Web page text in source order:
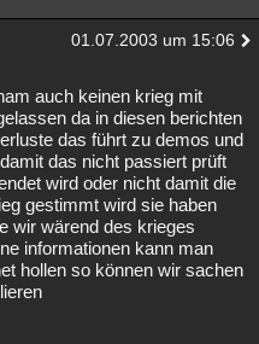
01.07.2003 um 15:06
auch keinen krieg mit
da in diesen berichten
das führt zu demos und
das nicht passiert prüft
wird oder nicht damit die
gestimmt wird sie haben
wir wärend des krieges
informationen kann man
hollen so können wir sachen